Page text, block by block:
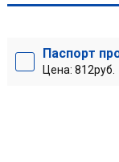
Паспорт
Цена: 812руб.